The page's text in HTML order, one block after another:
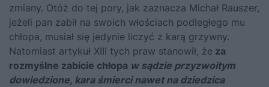
zmiany. Otóż do tej pory, jak zaznacza Michał Rauszer,
jeżeli pan zabił na swoich włościach podległego mu
chłopa, musiał się jedynie liczyć z karą grzywny.
Natomiast artykuł XIII tych praw stanowił, że za
rozmyślne zabicie chłopa w sądzie przyzwoitym
dowiedzione, kara śmierci nawet na dziedzica